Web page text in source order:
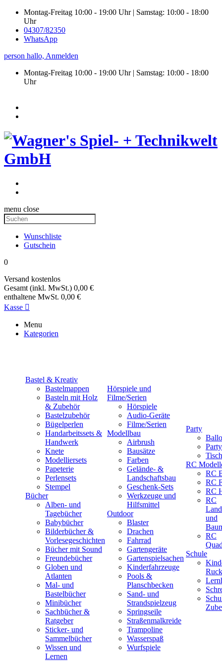
Montag-Freitag 10:00 - 19:00 Uhr | Samstag: 10:00 - 18:00
Uhr
04307/82350
WhatsApp
person hallo, Anmelden
Montag-Freitag 10:00 - 19:00 Uhr | Samstag: 10:00 - 18:00
Uhr
menu close
Wunschliste
Gutschein
0
Versand kostenlos
Gesamt (inkl. MwSt.) 0,00 €
enthaltene MwSt. 0,00 €
Kasse 
Menu
Kategorien
Bastel & Kreativ
Bastelmappen
Basteln mit Holz
& Zubehör
Bastelzubehör
Bügelperlen
Handarbeitssets &
Handwerk
Knete
Modelliersets
Papeterie
Perlensets
Stempel
Bücher
Alben- und
Tagebücher
Babybücher
Bilderbücher &
Vorlesegeschichten
Bücher mit Sound
Freundebücher
Globen und
Atlanten
Mal- und
Bastelbücher
Minibücher
Sachbücher &
Ratgeber
Sticker- und
Sammelbücher
Wissen und
Lernen
Hörspiele und
Filme/Serien
Hörspiele
Audio-Geräte
Filme/Serien
Modellbau
Airbrush
Bausätze
Farben
Gelände- &
Landschaftsbau
Geschenk-Sets
Werkzeuge und
Hilfsmittel
Outdoor
Blaster
Drachen
Fahrrad
Gartengeräte
Gartenspielsachen
Kinderfahrzeuge
Pools &
Planschbecken
Sand- und
Strandspielzeug
Springseile
Straßenmalkreide
Trampoline
Wasserspaß
Wurfspiele
Party
RC
RC
RC
RC
RC
und
RC
Schule